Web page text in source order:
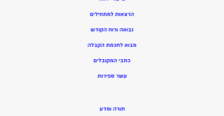
הרצאות למתחילים
נבואה ורוח הקודש
מבוא לחכמת הקבלה
כתבי המקובלים
עשר ספירות
תורה ומדע